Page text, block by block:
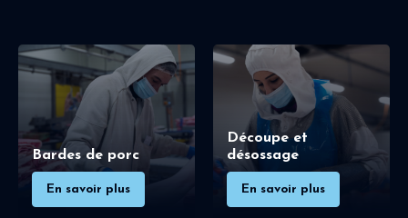
Bardes de porc
En savoir plus
Découpe et
désossage
En savoir plus